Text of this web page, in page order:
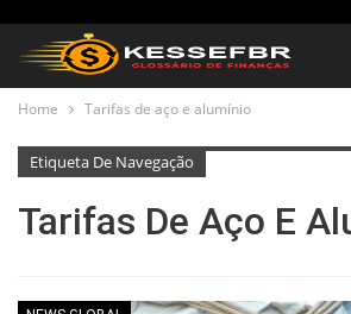
Home Tarifas de aço e alumínio
Etiqueta De Navegação
Tarifas De Aço E